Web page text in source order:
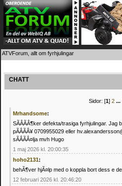
ATVForum, allt om fyrhjulingar
CHATT
Sidor: [1] 2 ...
Mrhandsome:
SÃÂÃÂ¶ker defekta/trasiga fyrhjulingar. Jag
pÃÂÃÂ¥ 0709955029 eller
sÃÂÃÂ¤lja mvh Hugo
1 maj 2026 kl. 20:00:35
hoho2131:
behÃ¶ver hjÃ¤lp med o koppla bort dess e
12 februari 2026 kl. 20:46:20